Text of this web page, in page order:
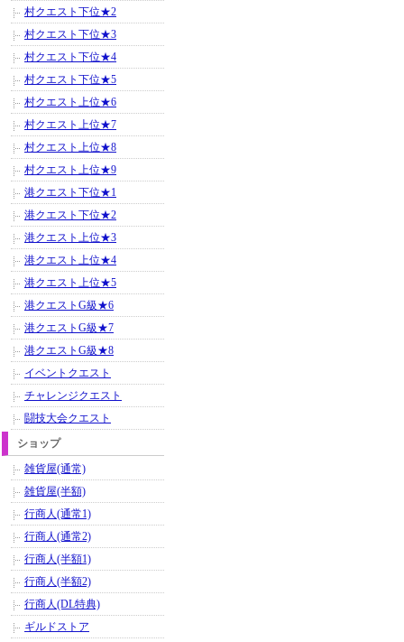
村クエスト下位★2
村クエスト下位★3
村クエスト下位★4
村クエスト下位★5
村クエスト上位★6
村クエスト上位★7
村クエスト上位★8
村クエスト上位★9
港クエスト下位★1
港クエスト下位★2
港クエスト上位★3
港クエスト上位★4
港クエスト上位★5
港クエストG級★6
港クエストG級★7
港クエストG級★8
イベントクエスト
チャレンジクエスト
闘技大会クエスト
ショップ
雑貨屋(通常)
雑貨屋(半額)
行商人(通常1)
行商人(通常2)
行商人(半額1)
行商人(半額2)
行商人(DL特典)
ギルドストア